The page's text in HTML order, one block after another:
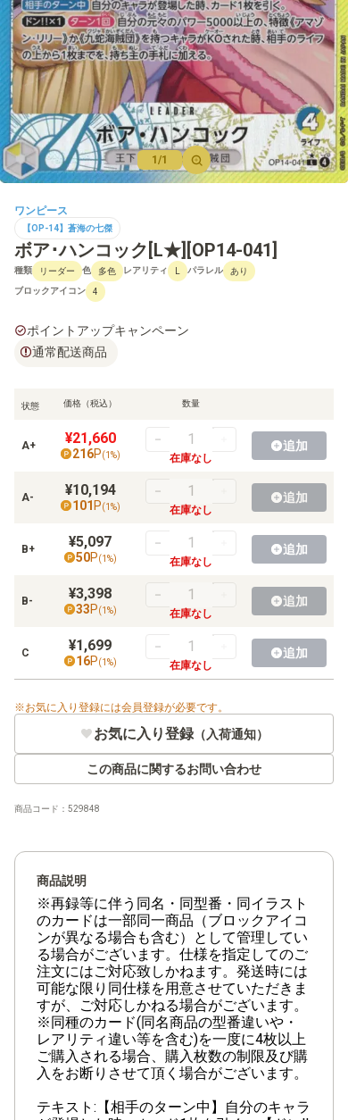
【OP-09】新たなる皇帝
【PRB-01】ONE PIECE CARD THE BEST
【OP-08】二つの伝説
【OP-07】500年後の未来
【OP-06】双璧の覇者
【OP-05】新時代の主役
【OP-04】謀略の王国
【OP-03】強大な敵
【OP-01】ROMANCE DAWN
【EB-04】EGGHEAD CRISIS
【EB-02】Anime 25th collection
【EB-01】メモリアルコレクション
【ST-35】赤黒 サボ
【ST-33】青 クザン
【ST-32】緑 ロロノア・ゾロ
【ST-31】赤 モンキー・D・ルフィ
【ST-29】EGGHEAD
【ST-28】緑黄 ヤマト
【ST-27】黒 マーシャル・D・ティーチ
【ST-26】紫黒 モンキー・D・ルフィ
【ST-25】青 バギー
【ST-24】緑 ジュエリー・ボニー
1/1
ワンピース
【OP-14】蒼海の七傑
ボア･ハンコック[L★][OP14-041]
種類 リーダー 色 多色 レアリティ パラレル あり
ブロックアイコン 4
ポイントアップキャンペーン
通常配送商品
状態 価格（税込） 数量
A+ ¥21,660
216P(1%) 在庫なし
追加
A- ¥10,194
101 P(1 %) 在庫なし
追加
B+ ¥5,097
50P(1%) 在庫なし
追加
B- ¥3,398
33P(1 %) 在庫なし
追加
C ¥1,699
16P(1%) 在庫なし
追加
お気に入り登録には会員登録が必要です。
お気に入り登録 （入荷通知）
この商品に関するお問い合わせ
商品コード： 529848
商品説明
※再録等に伴う同名・同型番・同イラスト
のカードは一部同一商品（ブロックアイコ
ンが異なる場合も含む）として管理してい
る場合がございます。仕様を指定してのご
注文にはご対応致しかねます。発送時には
可能な限り同仕様を用意させていただきま
すが、ご対応しかねる場合がございます。
※同種のカード(同名商品の型番違いや・
レアリティ違い等を含む)を一度に4枚以上
ご購入される場合、購入枚数の制限及び購
入をお断りさせて頂く場合がございます。
テキスト:【相手のターン中】自分のキャラ